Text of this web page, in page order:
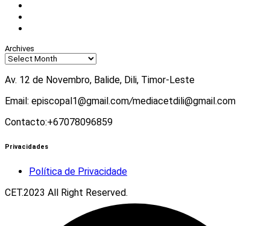
Archives
Av. 12 de Novembro, Balide, Dili, Timor-Leste
Email: episcopal1@gmail.com/mediacetdili@gmail.com
Contacto:+67078096859
Privacidades
Política de Privacidade
CET.2023 All Right Reserved.